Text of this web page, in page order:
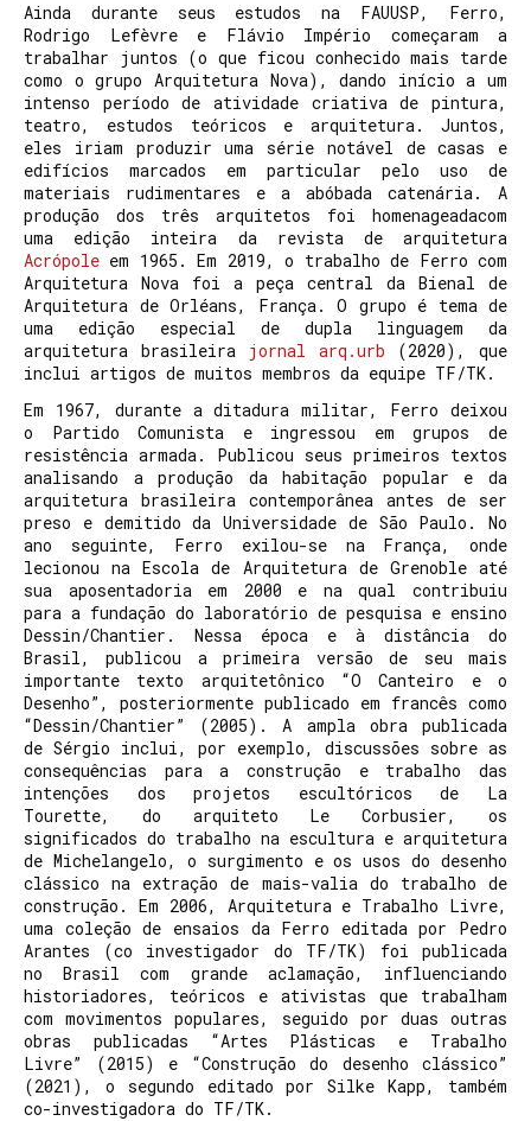
Ainda durante seus estudos na FAUUSP, Ferro,
Rodrigo Lefèvre e Flávio Império começaram a
trabalhar juntos (o que ficou conhecido mais tarde
como o grupo Arquitetura Nova), dando início a um
intenso período de atividade criativa de pintura,
teatro, estudos teóricos e arquitetura. Juntos,
eles iriam produzir uma série notável de casas e
edifícios marcados em particular pelo uso de
materiais rudimentares e a abóbada catenária. A
produção dos três arquitetos foi homenageadacom
uma edição inteira da revista de arquitetura
Acrópole em 1965. Em 2019, o trabalho de Ferro com
Arquitetura Nova foi a peça central da Bienal de
Arquitetura de Orléans, França. O grupo é tema de
uma edição especial de dupla linguagem da
arquitetura brasileira jornal arq.urb (2020), que
inclui artigos de muitos membros da equipe TF/TK.
Em 1967, durante a ditadura militar, Ferro deixou
o Partido Comunista e ingressou em grupos de
resistência armada. Publicou seus primeiros textos
analisando a produção da habitação popular e da
arquitetura brasileira contemporânea antes de ser
preso e demitido da Universidade de São Paulo. No
ano seguinte, Ferro exilou-se na França, onde
lecionou na Escola de Arquitetura de Grenoble até
sua aposentadoria em 2000 e na qual contribuiu
para a fundação do laboratório de pesquisa e ensino
Dessin/Chantier. Nessa época e à distância do
Brasil, publicou a primeira versão de seu mais
importante texto arquitetônico “O Canteiro e o
Desenho”, posteriormente publicado em francês como
“Dessin/Chantier” (2005). A ampla obra publicada
de Sérgio inclui, por exemplo, discussões sobre as
consequências para a construção e trabalho das
intenções dos projetos escultóricos de La
Tourette, do arquiteto Le Corbusier, os
significados do trabalho na escultura e arquitetura
de Michelangelo, o surgimento e os usos do desenho
clássico na extração de mais-valia do trabalho de
construção. Em 2006, Arquitetura e Trabalho Livre,
uma coleção de ensaios da Ferro editada por Pedro
Arantes (co investigador do TF/TK) foi publicada
no Brasil com grande aclamação, influenciando
historiadores, teóricos e ativistas que trabalham
com movimentos populares, seguido por duas outras
obras publicadas “Artes Plásticas e Trabalho
Livre” (2015) e “Construção do desenho clássico”
(2021), o segundo editado por Silke Kapp, também
co-investigadora do TF/TK.